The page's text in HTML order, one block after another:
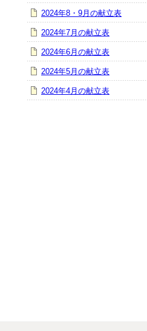
2024年8・9月の献立表
2024年7月の献立表
2024年6月の献立表
2024年5月の献立表
2024年4月の献立表